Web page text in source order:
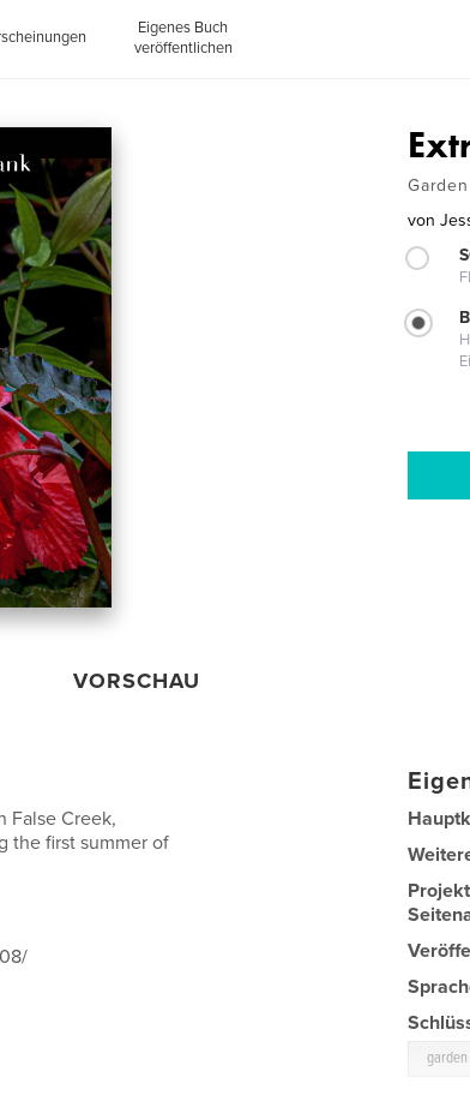
Eigenes Buch
veröffentlichen
VORSCHAU
Garden
von
False Creek,
the first summer of
garden